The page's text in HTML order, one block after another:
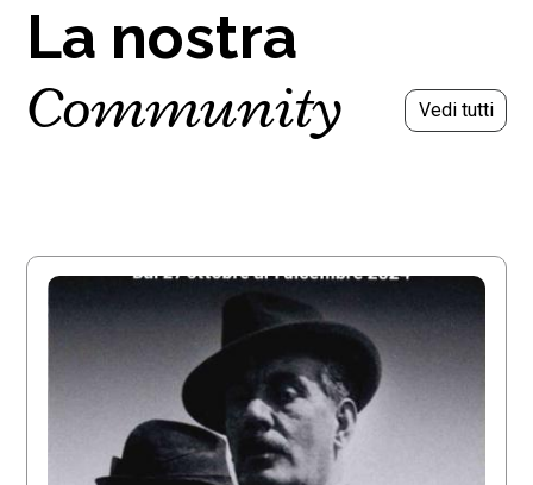
La nostra
Community Vedi tutti